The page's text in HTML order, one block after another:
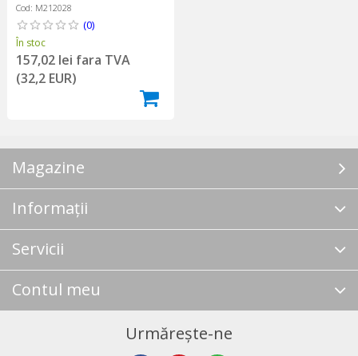
Cod: M212028
(0)
În stoc
157,02 lei fara TVA
(32,2 EUR)
Magazine
Informații
Servicii
Contul meu
Urmărește-ne